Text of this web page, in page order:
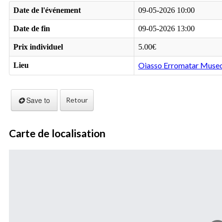
Date de l'événement 09-05-2026 10:00
Date de fin 09-05-2026 13:00
Prix individuel 5.00€
Lieu Oiasso Erromatar
Save to Retour
Carte de localisation